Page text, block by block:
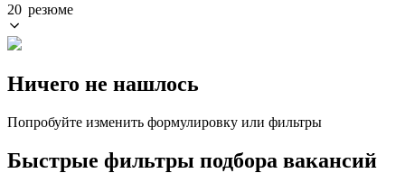
20 резюме
Ничего не нашлось
Попробуйте изменить формулировку или фильтры
Быстрые фильтры подбора вакансий